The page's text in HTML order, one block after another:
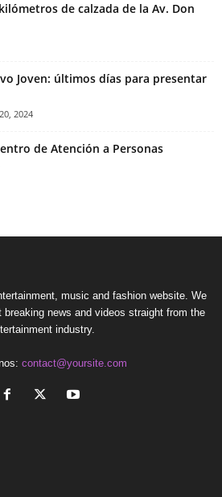
de calzada de la Av. Don
Joven: últimos días para presentar
2024
de Atención a Personas
music and fashion website. We
news and videos straight from the
industry.
contact@yoursite.com